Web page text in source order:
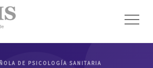
DE PSICOLOGÍA SANITARIA